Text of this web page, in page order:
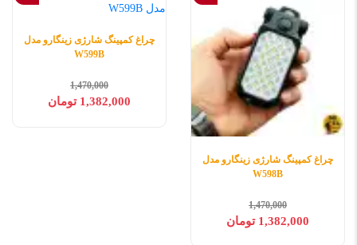
چراغ کمپینگ شارژی زینگارو مدل
W598B
1,470,000
1,382,000 تومان
چراغ کمپینگ شارژی زینگارو مدل
W599B
1,470,000
1,382,000 تومان